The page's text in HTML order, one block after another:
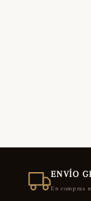
ENVÍO
En compras